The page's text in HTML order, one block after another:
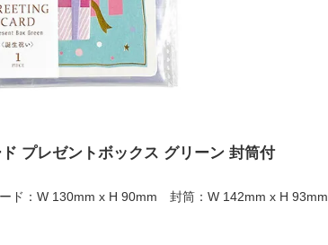
プレゼントボックス グリーン 封筒付
ド：W 130mm x H 90mm 封筒：W 142mm x H 93mm